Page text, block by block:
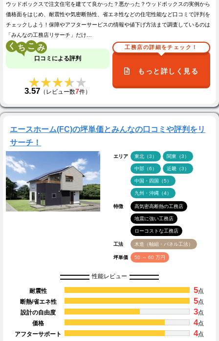
ウッドボックスで注文住宅を建てて良かった？悪かった？ウッドボックスの実例から
価格面をはじめ、耐震性や気密断熱性、省エネ性などの住宅性能など口コミで評判を
チェックしよう！保障やアフターサービスの情報や値下げ方法まで調査しているのは
「みんなの工務店リサーチ」だけ…
く こ
口コミによる評判
★★★★★
★★★★★
3.57 （レビュー数7件）
工務店の詳細をチェック！
もっと詳しく見る
エースホーム(FC)の坪単価とみんなの口コミや評判をリ
サーチ！
エリア 東北（3） 関東（3）
中部（6） 近畿（3）
中国・四国（5）
九州・沖縄（4）
特徴 高気密高断熱の工務店
地震に強い工務店
ローコストな工務店
工法 木造（軸組・パネル工法）
坪単価 50 ～ 60 万円
性能レビュー
耐震性 5点
断熱/省エネ性
5点
設計の自由度
3点
価格
4点
アフターサポート
4点